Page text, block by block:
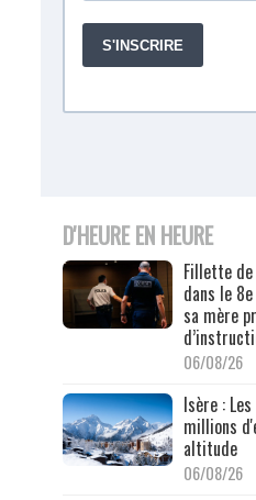
D'HEURE EN HEURE
Fillette
dans le
sa mère
06/08/26
Isère :
millions
altitude
06/08/26